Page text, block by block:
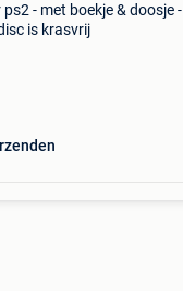
- met boekje & doosje -
is krasvrij